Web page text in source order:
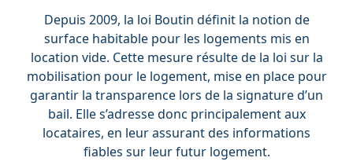
Depuis 2009, la loi Boutin définit la notion de
surface habitable pour les logements mis en
location vide. Cette mesure résulte de la loi sur la
mobilisation pour le logement, mise en place pour
garantir la transparence lors de la signature d’un
bail. Elle s’adresse donc principalement aux
locataires, en leur assurant des informations
fiables sur leur futur logement.